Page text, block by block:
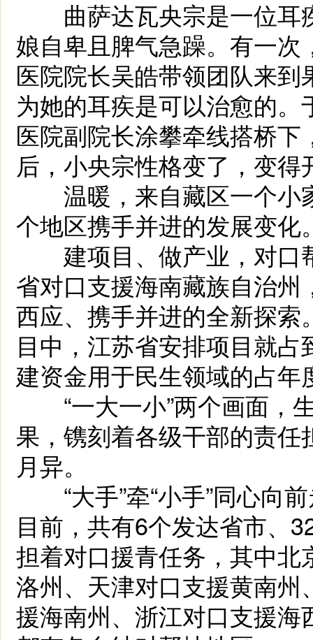
曲萨达瓦央宗是一位耳
娘自卑且脾气急躁。有一
医院院长吴皓带领团队来
为她的耳疾是可以治愈的
医院副院长涂攀牵线搭桥
后，小央宗性格变了，变
温暖，来自藏区一个小
个地区携手并进的发展变化
建项目、做产业，对口
省对口支援海南藏族自治
西应、携手并进的全新探
目中，江苏省安排项目就
建资金用于民生领域的占
“一大一小”两个画面，
果，镌刻着各级干部的责
月异。
“大手”牵“小手”同心向
目前，共有6个发达省市、
担着对口援青任务，其中
洛州、天津对口支援黄南
援海南州、浙江对口支援